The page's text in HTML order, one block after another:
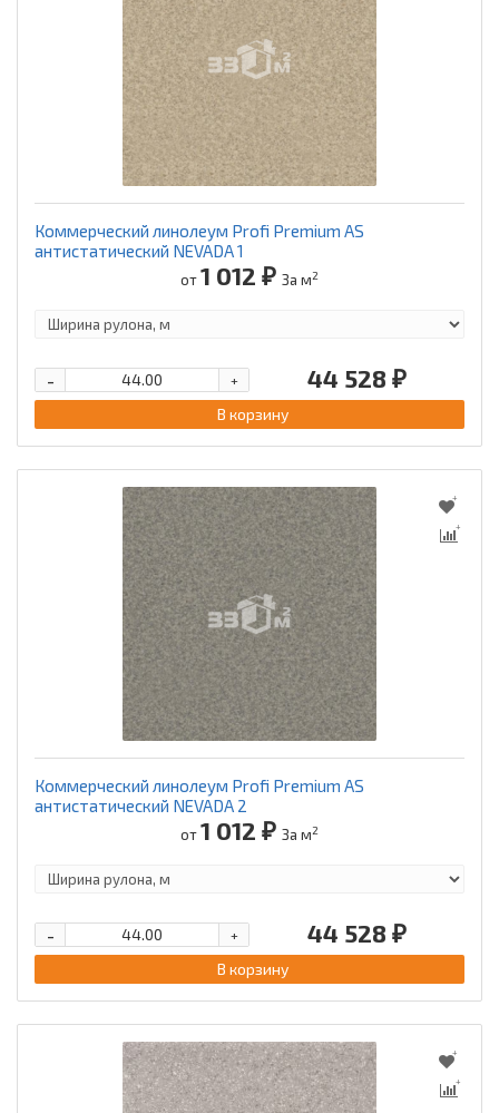
Коммерческий линолеум Profi Premium AS
антистатический NEVADA 1
от1 012 ₽ За м2
44 528 ₽
+
-
В корзину
Коммерческий линолеум Profi Premium AS
антистатический NEVADA 2
от1 012 ₽ За м2
44 528 ₽
+
-
В корзину